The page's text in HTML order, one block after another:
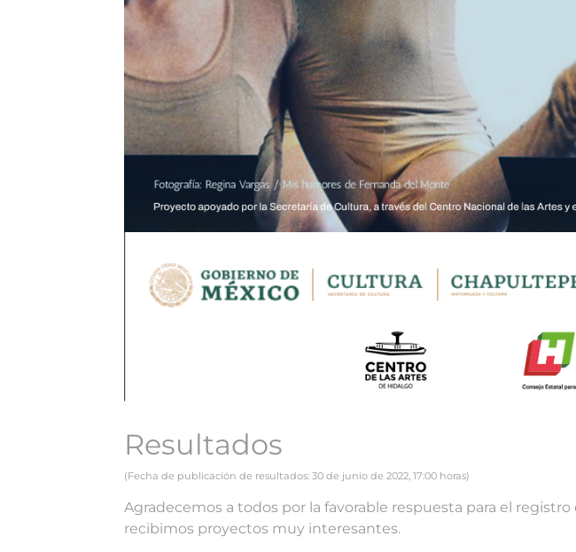
Resultados
(Fecha de publicación de resultados: 30 de junio de 2022, 17:00 horas)
Agradecemos a todos por la favorable respuesta para el
recibimos proyectos muy interesantes.